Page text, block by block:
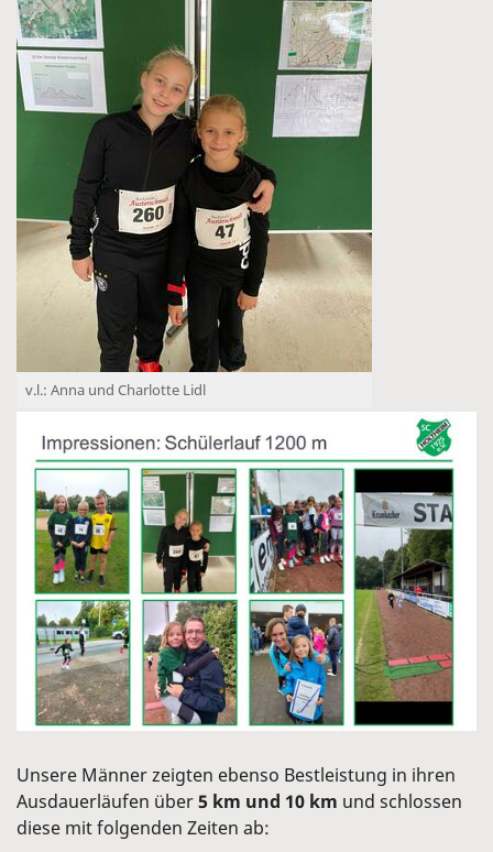
v.l.: Anna und Charlotte Lidl
Unsere Männer zeigten ebenso Bestleistung in ihren
Ausdauerläufen über5 km und 10 km und schlossen
diese mit folgenden Zeiten ab: